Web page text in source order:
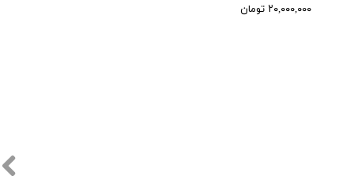
۲۰,۰۰۰,۰۰۰ تومان